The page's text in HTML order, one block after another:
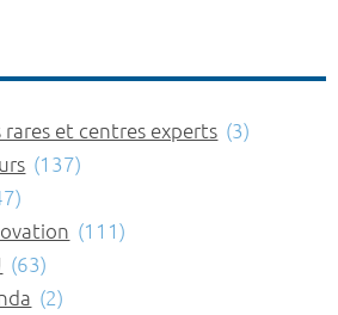
rares et centres experts (3)
(137)
(111)
(63)
(2)